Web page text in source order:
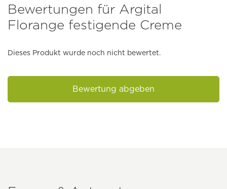
Bewertungen für Argital
Florange festigende Creme
Dieses Produkt wurde noch nicht bewertet.
Bewertung abgeben